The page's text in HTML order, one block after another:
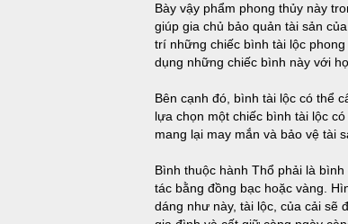
Bày vậy phẩm phong thủy này
giúp gia chủ bảo quản tài sản
trí những chiếc bình tài lộc
dụng những chiếc bình này với
Bên cạnh đó, bình tài lộc có thể
lựa chọn một chiếc bình tài lộc
mang lại may mắn và bảo vệ tài
Bình thuộc hành Thổ phải là
tác bằng đồng bạc hoặc vàng.
dáng như này, tài lộc, của cải sẽ